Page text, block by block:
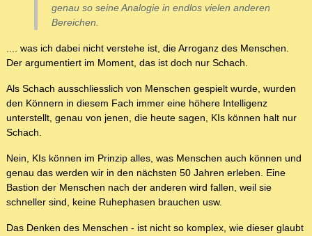
genau so seine Analogie in endlos vielen anderen
Bereichen.
.... was ich dabei nicht verstehe ist, die Arroganz des Menschen.
Der argumentiert im Moment, das ist doch nur Schach.
Als Schach ausschliesslich von Menschen gespielt wurde, wurden
den Könnern in diesem Fach immer eine höhere Intelligenz
unterstellt, genau von jenen, die heute sagen, KIs können halt nur
Schach.
Nein, KIs können im Prinzip alles, was Menschen auch können und
genau das werden wir in den nächsten 50 Jahren erleben. Eine
Bastion der Menschen nach der anderen wird fallen, weil sie
schneller sind, keine Ruhephasen brauchen usw.
Das Denken des Menschen - ist nicht so komplex, wie dieser glaubt